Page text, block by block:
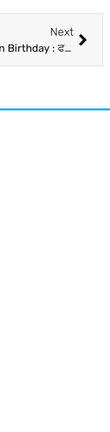
Next
Sajid Khan Birthday : ਫਰਾਹ ਖਾਨ ਨੇ ਭਰਾ ਸਾਜਿਦ ਨੂੰ ਖਾਸ ਨੋਟ ਲਿਖ ਕੇ ਕੀਤਾ birthday wish, ਸ਼ੇਅਰ ਕੀਤੀਆਂ ਕਈ ਅਣਦੇਖੀ ਫੋਟੋਜ਼